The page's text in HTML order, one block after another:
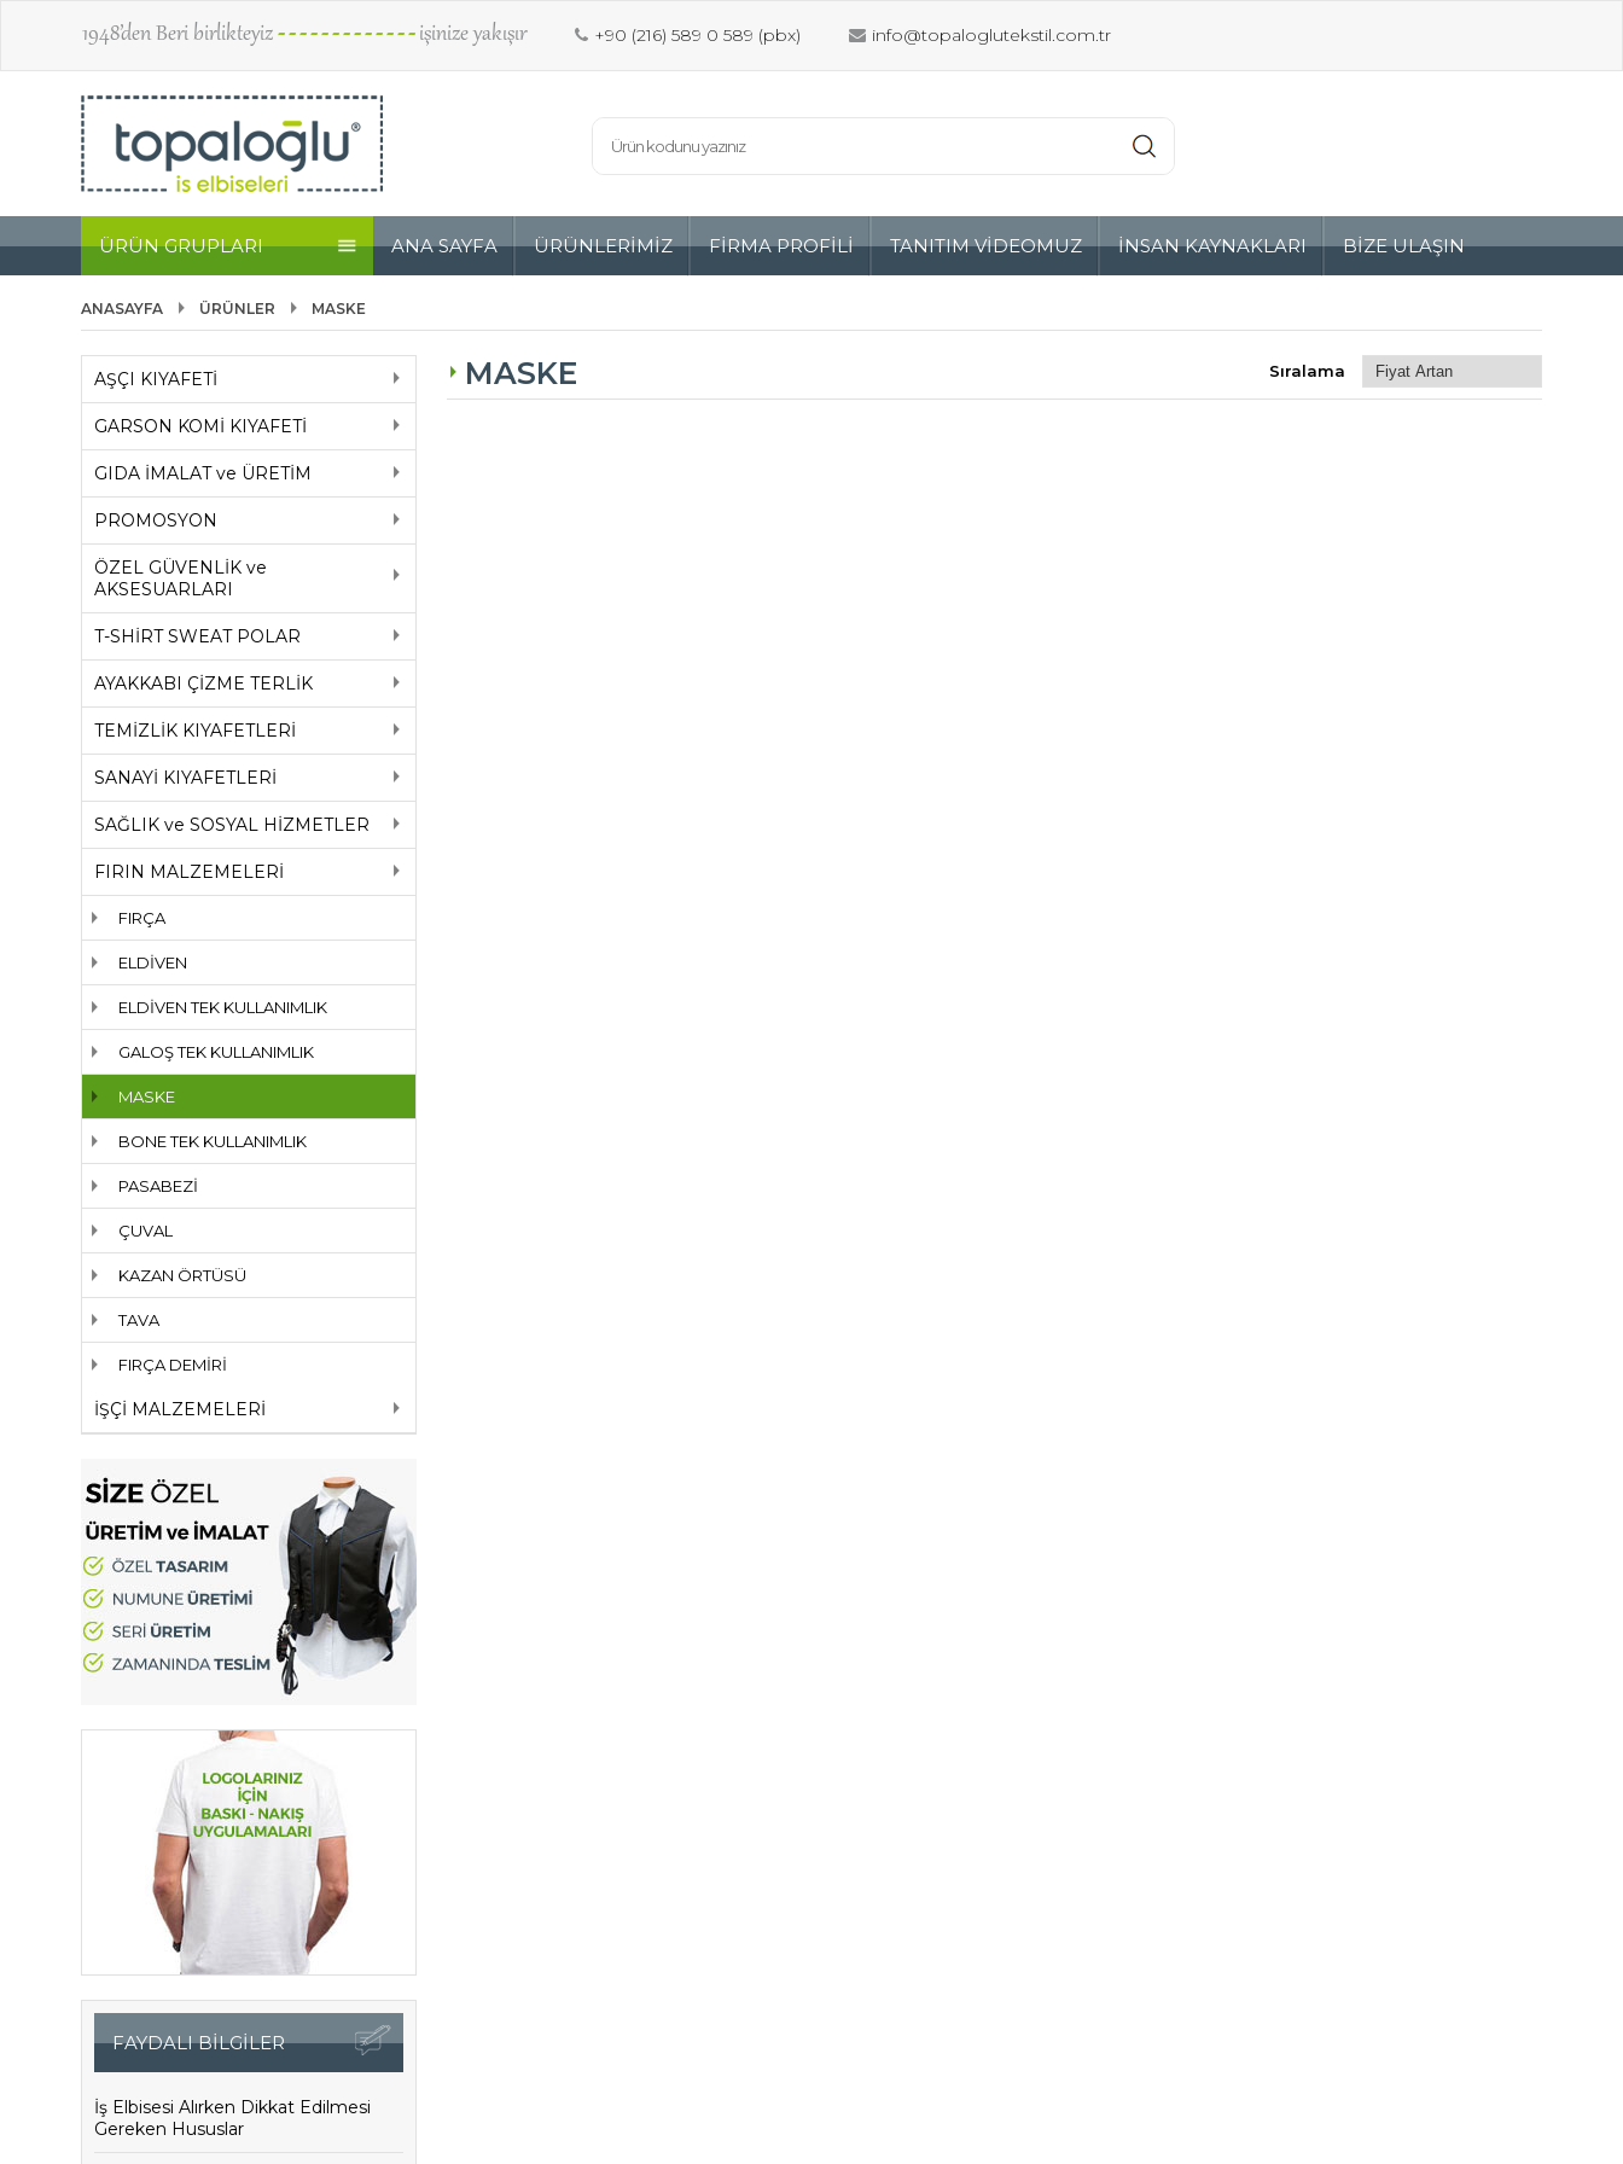
1948’den Beri birlikteyiz- - - - - - - - - - - - -işinize yakışır +90 (216) 589 0 589 (pbx) info@topaloglutekstil.com.tr
ÜRÜN GRUPLARI ANA SAYFA ÜRÜNLERİMİZ FİRMA PROFİLİ TANITIM VİDEOMUZ İNSAN KAYNAKLARI BİZE ULAŞIN
ANASAYFA ÜRÜNLER MASKE
MASKE Sıralama
AŞÇI KIYAFETİ
GARSON KOMİ KIYAFETİ
GIDA İMALAT ve ÜRETİM
PROMOSYON
ÖZEL GÜVENLİK ve
AKSESUARLARI
T-SHİRT SWEAT POLAR
AYAKKABI ÇİZME TERLİK
TEMİZLİK KIYAFETLERİ
SANAYİ KIYAFETLERİ
SAĞLIK ve SOSYAL HİZMETLER
FIRIN MALZEMELERİ
FIRÇA
ELDİVEN
ELDİVEN TEK KULLANIMLIK
GALOŞ TEK KULLANIMLIK
MASKE
BONE TEK KULLANIMLIK
PASABEZİ
ÇUVAL
KAZAN ÖRTÜSÜ
TAVA
FIRÇA DEMİRİ
İŞÇİ MALZEMELERİ
FAYDALI BİLGİLER
İş Elbisesi Alırken Dikkat Edilmesi
Gereken Hususlar